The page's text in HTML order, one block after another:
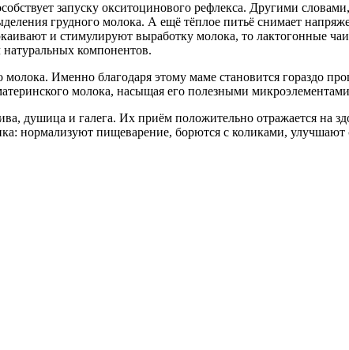
запуску окситоцинового рефлекса. Другими
грудного молока. А ещё тёплое питьё снимает
и стимулируют выработку молока, то лактогонные
компонентов.
Именно благодаря этому маме становится гораздо
молока, насыщая его полезными
душица и галега. Их приём положительно отражается на
нормализуют пищеварение, борются с коликами, улучшают